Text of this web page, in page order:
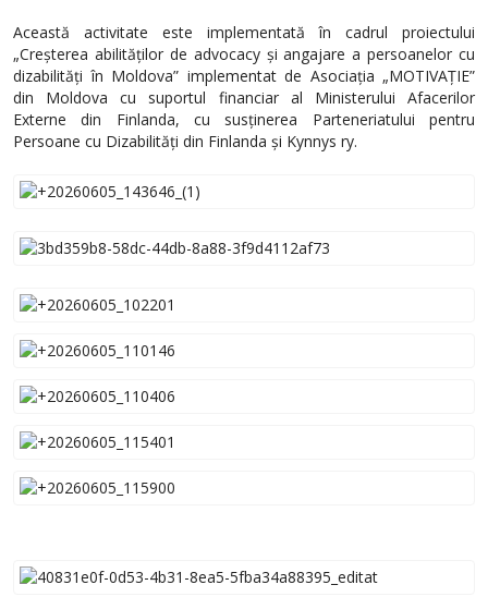
Această activitate este implementată în cadrul proiectului
„Creșterea abilităților de advocacy și angajare a persoanelor cu
dizabilități în Moldova” implementat de Asociația „MOTIVAȚIE”
din Moldova cu suportul financiar al Ministerului Afacerilor
Externe din Finlanda, cu susținerea Parteneriatului pentru
Persoane cu Dizabilități din Finlanda și Kynnys ry.